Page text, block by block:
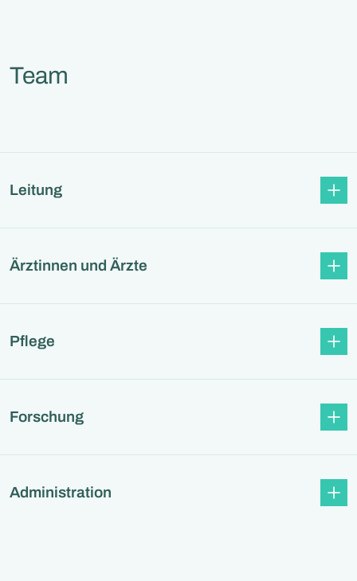
Team
Leitung
Ärztinnen und Ärzte
Pflege
Forschung
Administration